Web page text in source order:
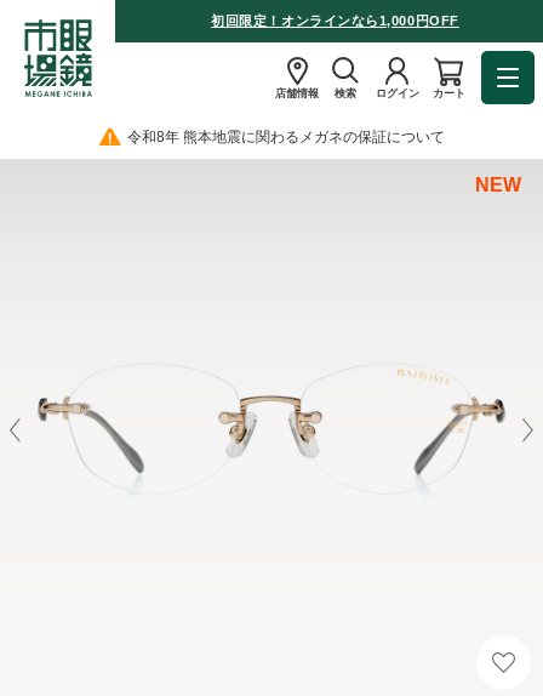
初回限定！オンラインなら1,000円OFF
店舗情報 検索 ログイン カート
令和8年 熊本地震に関わるメガネの保証について
NEW